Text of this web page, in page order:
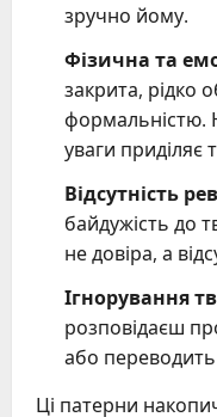
зручно йому.
Фізична та
закрита, рідко
формальністю.
уваги
Відсутність
байдужість до
не довіра, а
Ігнорування
розповідаєш
або
Ці патерни